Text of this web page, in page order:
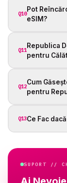
Q10
Pot
eSIM?
Q11
Republica
pentru
Q12
Cum
pentru
Q13Ce Fac
SUPORT //